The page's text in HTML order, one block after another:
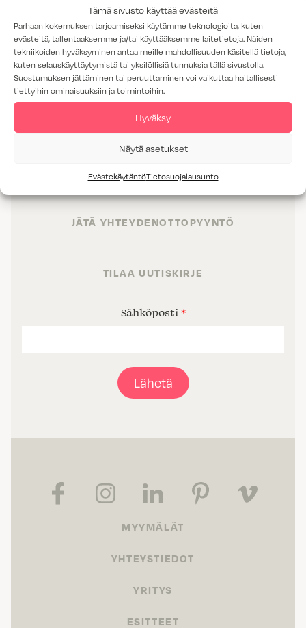
Tämä sivusto käyttää evästeitä
Parhaan kokemuksen tarjoamiseksi käytämme teknologioita, kuten
evästeitä, tallentaaksemme ja/tai käyttääksemme laitetietoja. Näiden
tekniikoiden hyväksyminen antaa meille mahdollisuuden käsitellä tietoja,
kuten selauskäyttäytymistä tai yksilöllisiä tunnuksia tällä sivustolla.
Suostumuksen jättäminen tai peruuttaminen voi vaikuttaa haitallisesti
tiettyihin ominaisuuksiin ja toimintoihin.
Hyväksy
Näytä asetukset
EvästekäytäntöTietosuojalausunto
TUOTTEET
TILAT
JÄTÄ YHTEYDENOTTOPYYNTÖ
TILAA UUTISKIRJE
Sähköposti *
Lähetä
MYYMÄLÄT
YHTEYSTIEDOT
YRITYS
ESITTEET